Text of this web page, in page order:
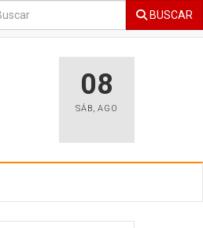
BUSCAR
08
SÁB, AGO